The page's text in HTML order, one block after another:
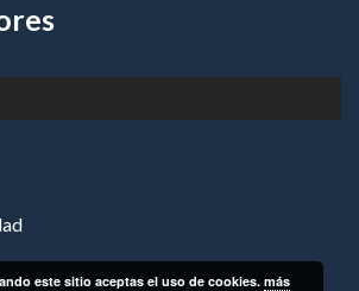
este sitio aceptas el uso de cookies.más